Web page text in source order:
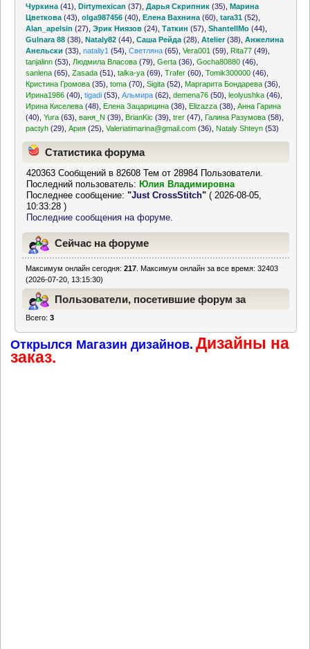
Чуркина (41) ,Dirtymexican (37) ,Дарья Скрипник (35) ,Марина
Цветкова (43) ,olga987456 (40) ,Елена Вахнина (60) ,tara31 (52)
Alan_apelsin (27) ,Эрик Ниязов (24) ,Таткин (57) ,ShantellMo (44)
Gulnara 88 (38) ,Nataly82 (44) ,Саша Рейда (28) ,Atelier(38) ,Анжелина
Анельски (33) ,nataliy1 (54) ,Светляна (65) ,Vera001 (59) Rita77 (49)
tanjalinn (53) Людмила Власова (79) ,Gerta (36) ,Gocha80880 (46)
sanlena (65) ,Zasada (51) ,talka-ya (69) ,Trafer (60) ,Tomik300000 (46)
Кристина Громова (35) ,toma (70) ,Sigita (52) Маргарита Бондарева (36)
Ирина1986 (40) ,tigadi (53) ,Альмира (62) ,demena76 (50) ,leolyushka (46)
Ирина Киселева (48) Елена Зацарицина (38) Elizazza (38) ,Анна Гарина
(40) ,Yura (63) ,ваня_N (39) BrianKic (39) ,trer (47) Галина Разумова (58)
pactyh (29) ,Ария (25) ,Valeriatimarina@gmail.com (36) Nataly Shteyn (53)
Статистика форума
420363 Сообщений в 82608 Тем от 28984 Пользователи.
Последний пользователь: Юлия Владимировна
Последнее сообщение:"Just CrossStitch" ( 2026-08-05,
10:33:28 )
Последние сообщения на форуме.
Сейчас на форуме
Максимум онлайн сегодня:217 . Максимум онлайн за все время: 32403
(2026-07-20, 13:15:30)
Пользователи, посетившие форум за
Всего:3
Открылся Магазин дизайнов. Дизайны на
заказ.